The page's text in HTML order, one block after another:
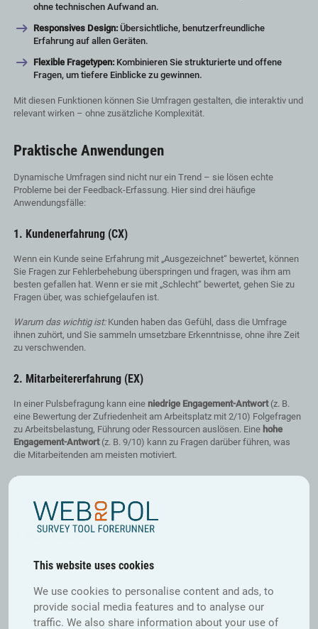
This website uses cookies
We use cookies to personalise content and ads, to
provide social media features and to analyse our
traffic. We also share information about your use of
ohne technischen Aufwand an.
Responsives Design:Übersichtliche, benutzerfreundliche
Erfahrung auf allen Geräten.
Flexible Fragetypen: Kombinieren Sie strukturierte und offene
Fragen, um tiefere Einblicke zu gewinnen.
Mit diesen Funktionen können Sie Umfragen gestalten, die interaktiv und
relevant wirken – ohne zusätzliche Komplexität.
Praktische Anwendungen
Dynamische Umfragen sind nicht nur ein Trend – sie lösen echte
Probleme bei der Feedback-Erfassung. Hier sind drei häufige
Anwendungsfälle:
1. Kundenerfahrung (CX)
Wenn ein Kunde seine Erfahrung mit „Ausgezeichnet“ bewertet, können
Sie Fragen zur Fehlerbehebung überspringen und fragen, was ihm am
besten gefallen hat. Wenn er sie mit „Schlecht“ bewertet, gehen Sie zu
Fragen über, was schiefgelaufen ist.
Warum das wichtig ist: Kunden haben das Gefühl, dass die Umfrage
ihnen zuhört, und Sie sammeln umsetzbare Erkenntnisse, ohne ihre Zeit
zu verschwenden.
2. Mitarbeitererfahrung (EX)
In einer Pulsbefragung kann eineniedrige Engagement-Antwort (z. B.
eine Bewertung der Zufriedenheit am Arbeitsplatz mit 2/10) Folgefragen
zu Arbeitsbelastung, Führung oder Ressourcen auslösen. Eine hohe
Engagement-Antwort (z. B. 9/10) kann zu Fragen darüber führen, was
die Mitarbeitenden am meisten motiviert.
Warum das wichtig ist:
ermutigt.
3. Marktforschung
Bei der Untersuchung verschiedener Themen oder Präferenzen kann die
individuell anpassen. Wenn jemand beispielsweise
„Technologieprodukte” auswählt, können Sie mit Fragen zu Gerätetypen
oder Funktionen, die er am meisten schätzt, nachhaken.